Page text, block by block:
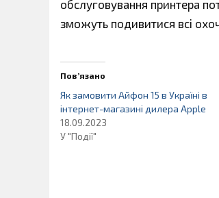
обслуговування принтера
зможуть подивитися всі
Пов’язано
Як замовити Айфон 15 в Україні в
інтернет-магазині дилера Apple
18.09.2023
У "Події"